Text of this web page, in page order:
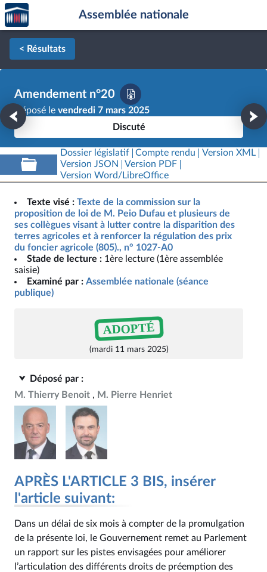
Aller au contenu
Aller en bas de la page
Accèder
à la
page
d'accueil
Assemblée nationale
< Résultats
Amendement n°20
Déposé le vendredi 7 mars 2025
Discuté
Dossier législatif Compte rendu
Version XML
Version JSON
Version PDF
Version Word/LibreOffice
Texte visé : Texte de la commission sur la
proposition de loi de M. Peio Dufau et plusieurs de
ses collègues visant à lutter contre la disparition des
terres agricoles et à renforcer la régulation des prix
du foncier agricole (805)., n° 1027-A0
Stade de lecture : 1ère lecture (1ère assemblée
saisie)
Examiné par : Assemblée nationale (séance
publique)
ADOPTÉ
(mardi 11 mars 2025)
Déposé par :
M. Thierry Benoit
M. Pierre Henriet
APRÈS L'ARTICLE 3 BIS, insérer
l'article suivant:
Dans un délai de six mois à compter de la promulgation
de la présente loi, le Gouvernement remet au Parlement
un rapport sur les pistes envisagées pour améliorer
l’articulation des différents droits de préemption des